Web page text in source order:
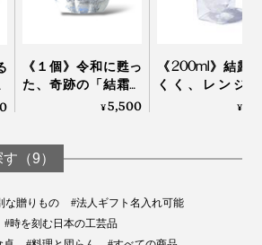
とおいしく、こだわりの地酒も余す
沢な時間を過ごしませんか？
《１個》令和に甦っ
た、奇跡の「結霜グ
ラス」｜結霜月華
¥5,500
《200ml》結露
くく、レンジ
OK、見る角度で
｜RayES
¥
（9）
な贈りもの
#法人ギフト名入れ可能
#時を刻む日本の工芸品